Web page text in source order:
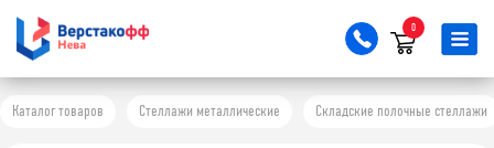
0
Каталог товаров Стеллажи металлические Складские полочные стеллажи